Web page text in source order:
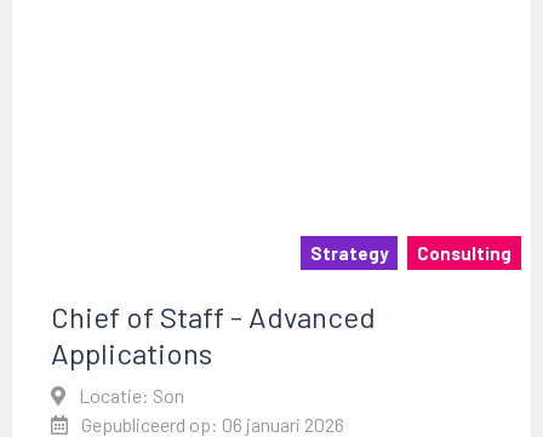
Strategy Consulting
Chief of Staff - Advanced
Applications
Locatie: Son
Gepubliceerd op: 06 januari 2026